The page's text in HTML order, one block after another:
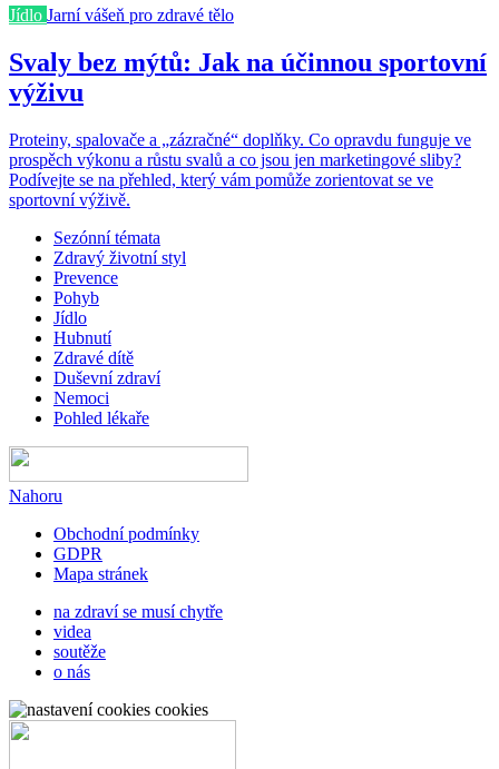
Jídlo Jarní vášeň pro zdravé tělo
Svaly bez mýtů: Jak na účinnou sportovní
výživu
Proteiny, spalovače a „zázračné“ doplňky. Co opravdu funguje ve
prospěch výkonu a růstu svalů a co jsou jen marketingové sliby?
Podívejte se na přehled, který vám pomůže zorientovat se ve
sportovní výživě.
Sezónní témata
Zdravý životní styl
Prevence
Pohyb
Jídlo
Hubnutí
Zdravé dítě
Duševní zdraví
Nemoci
Pohled lékaře
Nahoru
Obchodní podmínky
GDPR
Mapa stránek
na zdraví se musí chytře
videa
soutěže
o nás
cookies